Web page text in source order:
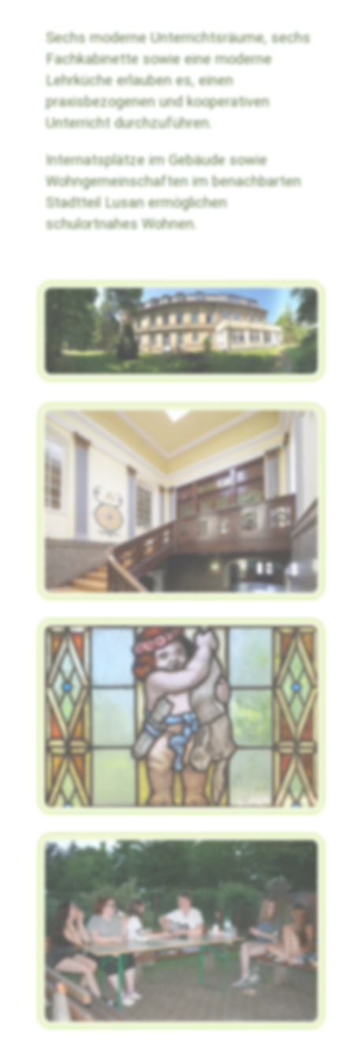
Sechs moderne Unterrichtsräume, sechs
Fachkabinette sowie eine moderne
Lehrküche erlauben es, einen
praxisbezogenen und kooperativen
Unterricht durchzuführen.
Internatsplätze im Gebäude sowie
Wohngemeinschaften im benachbarten
Stadtteil Lusan ermöglichen
schulortnahes Wohnen.